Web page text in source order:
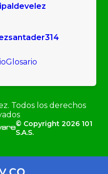
Glosario
Todos los derechos
© Copyright2026 101
S.A.S.